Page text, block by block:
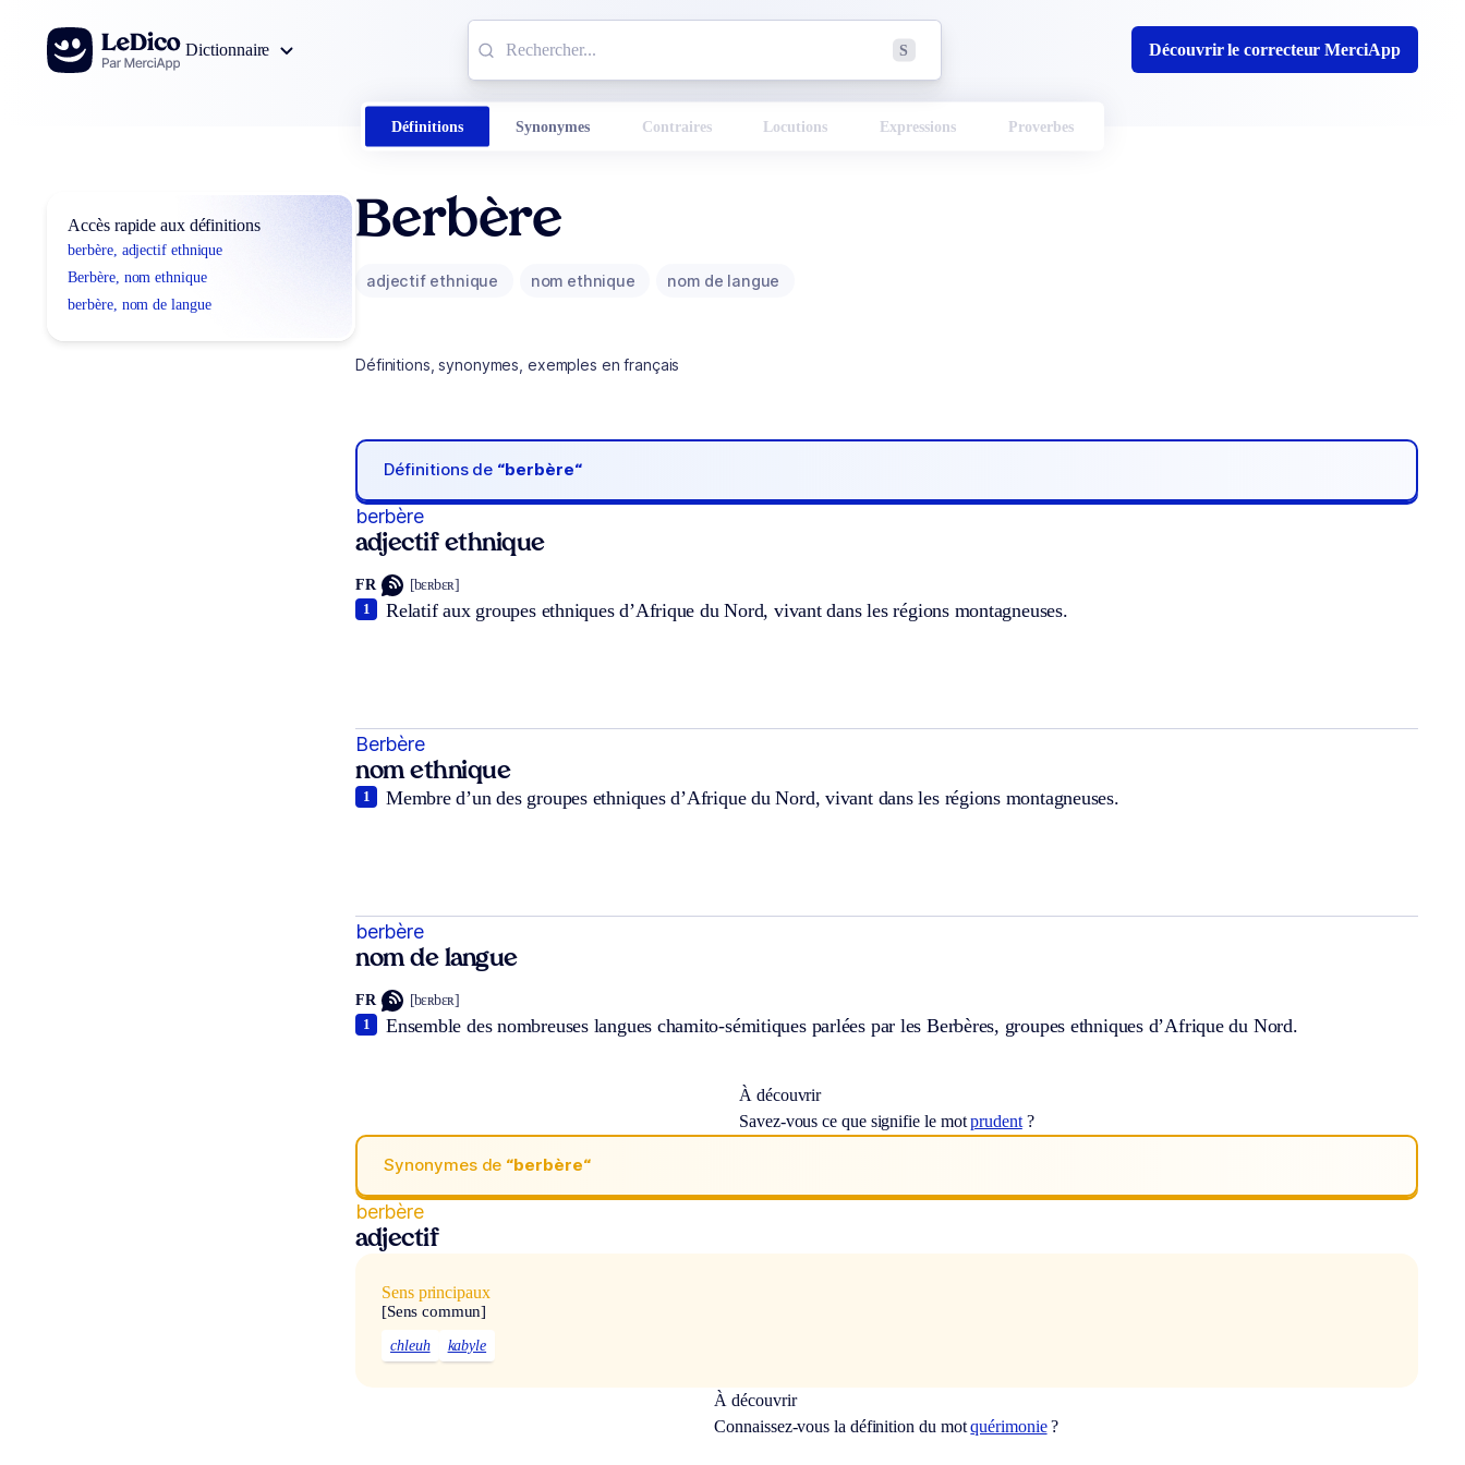
Aller au contenu
Dictionnaire
S Découvrir le correcteur MerciApp
Définitions Synonymes Contraires Locutions Expressions Proverbes
Accès rapide aux définitions
berbère, adjectif ethnique
Berbère, nom ethnique
berbère, nom de langue
Berbère
adjectif ethnique nom ethnique nom de langue
Définitions, synonymes, exemples en français
Définitions de “berbère“
berbère
adjectif ethnique
FR [bɛʀbɛʀ]
Relatif aux groupes ethniques d’Afrique du Nord, vivant dans les régions montagneuses.
1
Berbère
nom ethnique
Membre d’un des groupes ethniques d’Afrique du Nord, vivant dans les régions montagneuses.
1
berbère
nom de langue
FR [bɛʀbɛʀ]
Ensemble des nombreuses langues chamito-sémitiques parlées par les Berbères, groupes ethniques d’Afrique du Nord.
1
À découvrir
Savez-vous ce que signifie le motprudent?
Synonymes de “berbère“
berbère
adjectif
Sens principaux
[Sens commun]
chleuh kabyle
À découvrir
Connaissez-vous la définition du motquérimonie?